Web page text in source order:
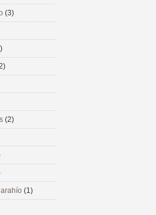
(3)
(2)
(1)